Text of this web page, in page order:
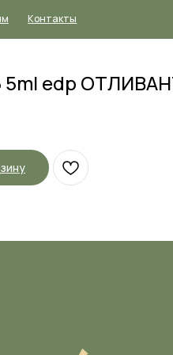
Контакты
5ml edp